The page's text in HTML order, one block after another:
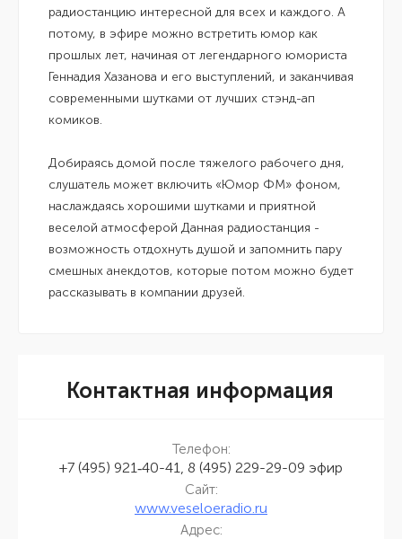
радиостанцию интересной для всех и каждого. А
потому, в эфире можно встретить юмор как
прошлых лет, начиная от легендарного юмориста
Геннадия Хазанова и его выступлений, и заканчивая
современными шутками от лучших стэнд-ап
комиков.
Добираясь домой после тяжелого рабочего дня,
слушатель может включить «Юмор ФМ» фоном,
наслаждаясь хорошими шутками и приятной
веселой атмосферой Данная радиостанция -
возможность отдохнуть душой и запомнить пару
смешных анекдотов, которые потом можно будет
рассказывать в компании друзей.
Контактная информация
Телефон:
+7 (495) 921‑40-41, 8 (495) 229-29-09 эфир
Сайт:
www.veseloeradio.ru
Адрес: